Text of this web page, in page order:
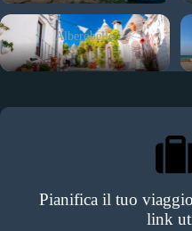
Alberobello
Pianifica il tuo
link